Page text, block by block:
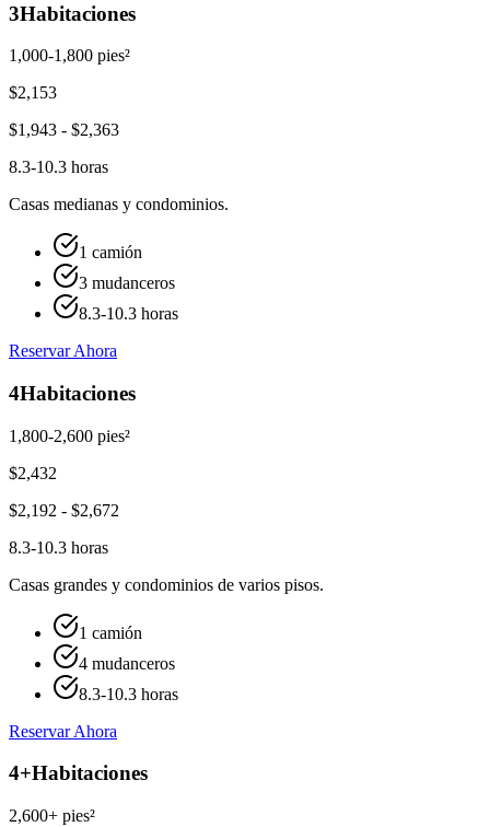
3Habitaciones
1,000-1,800 pies²
$2,153
$1,943 - $2,363
8.3-10.3 horas
Casas medianas y condominios.
1 camión
3 mudanceros
8.3-10.3 horas
Reservar Ahora
4Habitaciones
1,800-2,600 pies²
$2,432
$2,192 - $2,672
8.3-10.3 horas
Casas grandes y condominios de varios pisos.
1 camión
4 mudanceros
8.3-10.3 horas
Reservar Ahora
4+Habitaciones
2,600+ pies²